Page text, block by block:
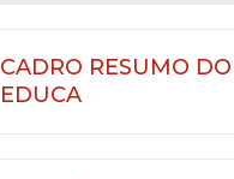
CADRO RESUMO
EDUCA